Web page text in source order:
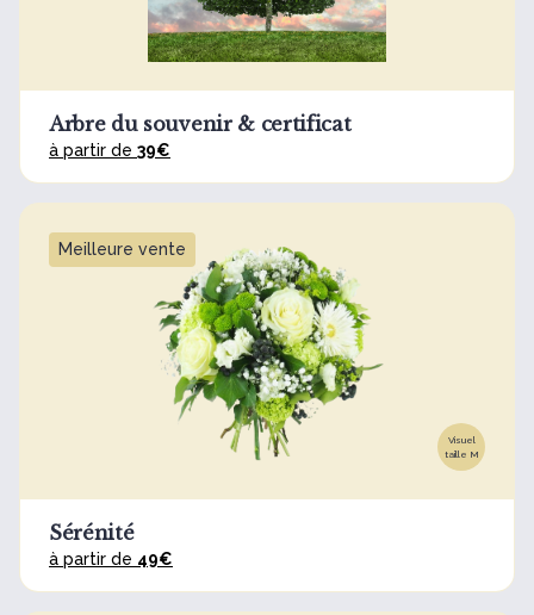
Arbre du souvenir & certificat
à partir de 39€
Meilleure vente
Visuel
taille M
Sérénité
à partir de 49€